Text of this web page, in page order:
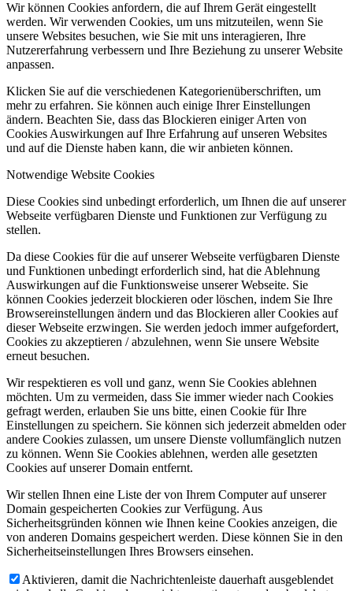
Wir können Cookies anfordern, die auf Ihrem Gerät eingestellt
werden. Wir verwenden Cookies, um uns mitzuteilen, wenn Sie
unsere Websites besuchen, wie Sie mit uns interagieren, Ihre
Nutzererfahrung verbessern und Ihre Beziehung zu unserer Website
anpassen.
Klicken Sie auf die verschiedenen Kategorienüberschriften, um
mehr zu erfahren. Sie können auch einige Ihrer Einstellungen
ändern. Beachten Sie, dass das Blockieren einiger Arten von
Cookies Auswirkungen auf Ihre Erfahrung auf unseren Websites
und auf die Dienste haben kann, die wir anbieten können.
Notwendige Website Cookies
Diese Cookies sind unbedingt erforderlich, um Ihnen die auf unserer
Webseite verfügbaren Dienste und Funktionen zur Verfügung zu
stellen.
Da diese Cookies für die auf unserer Webseite verfügbaren Dienste
und Funktionen unbedingt erforderlich sind, hat die Ablehnung
Auswirkungen auf die Funktionsweise unserer Webseite. Sie
können Cookies jederzeit blockieren oder löschen, indem Sie Ihre
Browsereinstellungen ändern und das Blockieren aller Cookies auf
dieser Webseite erzwingen. Sie werden jedoch immer aufgefordert,
Cookies zu akzeptieren / abzulehnen, wenn Sie unsere Website
erneut besuchen.
Wir respektieren es voll und ganz, wenn Sie Cookies ablehnen
möchten. Um zu vermeiden, dass Sie immer wieder nach Cookies
gefragt werden, erlauben Sie uns bitte, einen Cookie für Ihre
Einstellungen zu speichern. Sie können sich jederzeit abmelden oder
andere Cookies zulassen, um unsere Dienste vollumfänglich nutzen
zu können. Wenn Sie Cookies ablehnen, werden alle gesetzten
Cookies auf unserer Domain entfernt.
Wir stellen Ihnen eine Liste der von Ihrem Computer auf unserer
Domain gespeicherten Cookies zur Verfügung. Aus
Sicherheitsgründen können wie Ihnen keine Cookies anzeigen, die
von anderen Domains gespeichert werden. Diese können Sie in den
Sicherheitseinstellungen Ihres Browsers einsehen.
Aktivieren, damit die Nachrichtenleiste dauerhaft ausgeblendet